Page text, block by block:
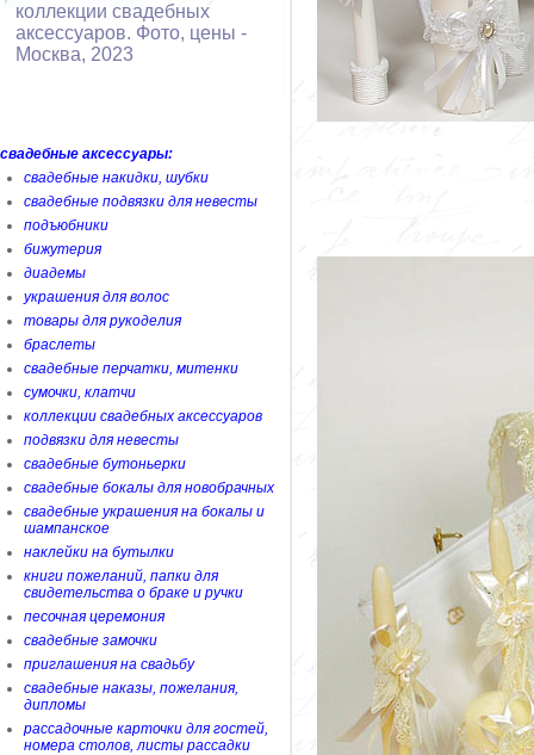
коллекции свадебных
аксессуаров. Фото, цены -
Москва, 2023
свадебные аксессуары:
свадебные накидки, шубки
свадебные подвязки для невесты
подъюбники
бижутерия
диадемы
украшения для волос
товары для рукоделия
браслеты
свадебные перчатки, митенки
сумочки, клатчи
коллекции свадебных аксессуаров
подвязки для невесты
свадебные бутоньерки
свадебные бокалы для новобрачных
свадебные украшения на бокалы и
шампанское
наклейки на бутылки
книги пожеланий, папки для
свидетельства о браке и ручки
песочная церемония
свадебные замочки
приглашения на свадьбу
свадебные наказы, пожелания,
дипломы
рассадочные карточки для гостей,
номера столов, листы рассадки